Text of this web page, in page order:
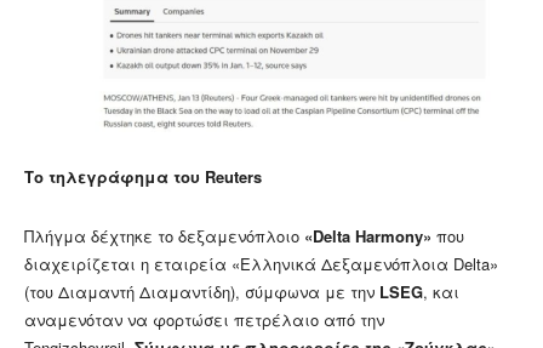
Το τηλεγράφημα του Reuters
Πλήγμα δέχτηκε το δεξαμενόπλοιο «Delta Harmony» που
διαχειρίζεται η εταιρεία «Ελληνικά Δεξαμενόπλοια Delta»
(του Διαμαντή Διαμαντίδη), σύμφωνα με την LSEG, και
αναμενόταν να φορτώσει πετρέλαιο από την